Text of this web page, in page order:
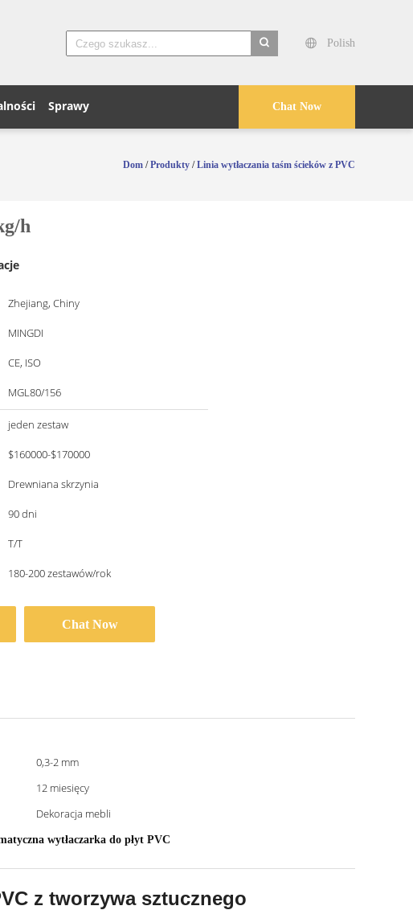
Polish
Chat Now
Sprawy
Dom /Produkty /Linia wytłaczania taśm ścieków z PVC
h
Zhejiang, Chiny
MINGDI
CE, ISO
MGL80/156
jeden zestaw
$160000-$170000
Drewniana skrzynia
90 dni
T/T
180-200 zestawów/rok
Chat Now
0,3-2 mm
12 miesięcy
Dekoracja mebli
wytłaczarka do płyt PVC
z tworzywa sztucznego